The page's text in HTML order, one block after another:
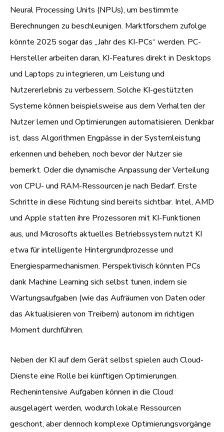
Neural Processing Units (NPUs), um bestimmte
Berechnungen zu beschleunigen. Marktforschern zufolge
könnte 2025 sogar das „Jahr des KI-PCs“ werden. PC-
Hersteller arbeiten daran, KI-Features direkt in Desktops
und Laptops zu integrieren, um Leistung und
Nutzererlebnis zu verbessern. Solche KI-gestützten
Systeme können beispielsweise aus dem Verhalten der
Nutzer lernen und Optimierungen automatisieren. Denkbar
ist, dass Algorithmen Engpässe in der Systemleistung
erkennen und beheben, noch bevor der Nutzer sie
bemerkt. Oder die dynamische Anpassung der Verteilung
von CPU- und RAM-Ressourcen je nach Bedarf. Erste
Schritte in diese Richtung sind bereits sichtbar. Intel, AMD
und Apple statten ihre Prozessoren mit KI-Funktionen
aus, und Microsofts aktuelles Betriebssystem nutzt KI
etwa für intelligente Hintergrundprozesse und
Energiesparmechanismen. Perspektivisch könnten PCs
dank Machine Learning sich selbst tunen, indem sie
Wartungsaufgaben (wie das Aufräumen von Daten oder
das Aktualisieren von Treibern) autonom im richtigen
Moment durchführen.
Neben der KI auf dem Gerät selbst spielen auch Cloud-
Dienste eine Rolle bei künftigen Optimierungen.
Rechenintensive Aufgaben können in die Cloud
ausgelagert werden, wodurch lokale Ressourcen
geschont, aber dennoch komplexe Optimierungsvorgänge